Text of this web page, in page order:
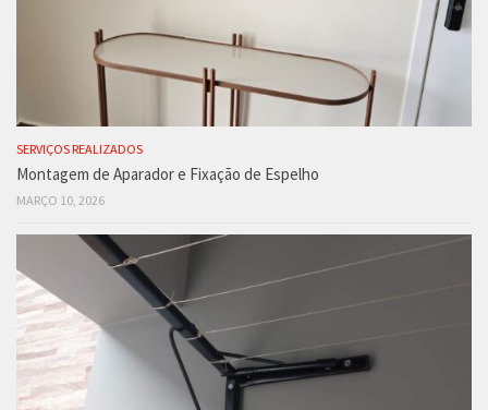
SERVIÇOS REALIZADOS
Montagem de Aparador e Fixação de Espelho
MARÇO 10, 2026